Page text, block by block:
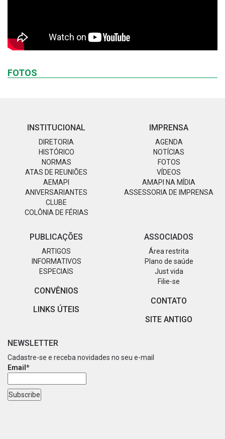
FOTOS
INSTITUCIONAL
DIRETORIA
HISTÓRICO
NORMAS
ATAS DE REUNIÕES
AEMAPI
ANIVERSARIANTES
CLUBE
COLÔNIA DE FÉRIAS
IMPRENSA
AGENDA
NOTÍCIAS
FOTOS
VÍDEOS
AMAPI NA MÍDIA
ASSESSORIA DE IMPRENSA
PUBLICAÇÕES
ARTIGOS
INFORMATIVOS
ESPECIAIS
CONVÊNIOS
LINKS ÚTEIS
ASSOCIADOS
Área restrita
Plano de saúde
Just vida
Filie-se
CONTATO
SITE ANTIGO
NEWSLETTER
Cadastre-se e receba novidades no seu e-mail
Email*